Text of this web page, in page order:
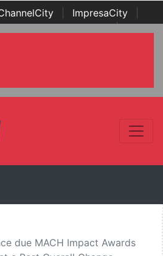
ImpresaCity
Italian Channel Awards | Italian
due MACH Impact Awards